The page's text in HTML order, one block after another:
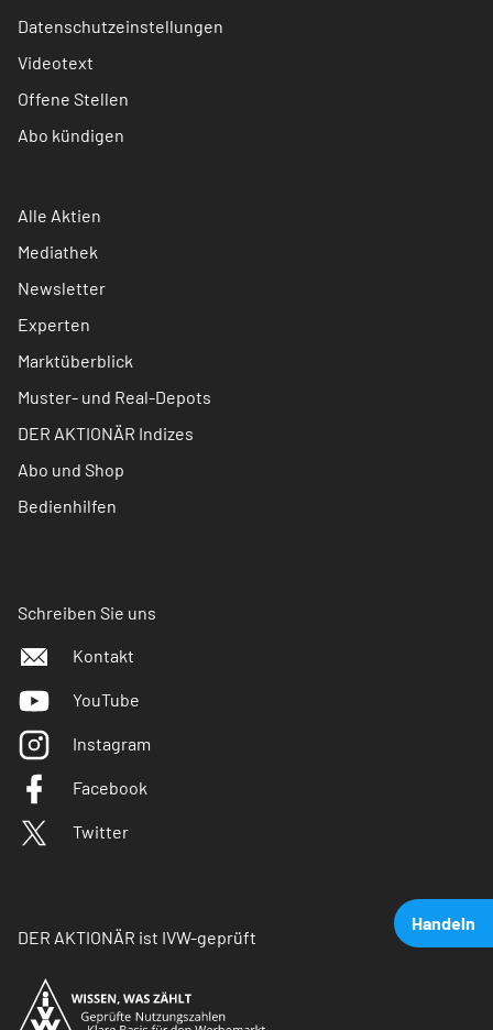
Handeln
Datenschutzeinstellungen
Videotext
Offene Stellen
Abo kündigen
Alle Aktien
Mediathek
Newsletter
Experten
Marktüberblick
Muster- und Real-Depots
DER AKTIONÄR Indizes
Abo und Shop
Bedienhilfen
Schreiben Sie uns
Kontakt
YouTube
Instagram
Facebook
Twitter
DER AKTIONÄR ist IVW-geprüft